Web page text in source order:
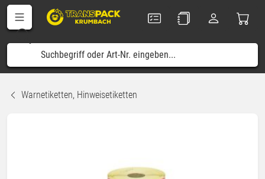
Warnetiketten, Hinweisetiketten